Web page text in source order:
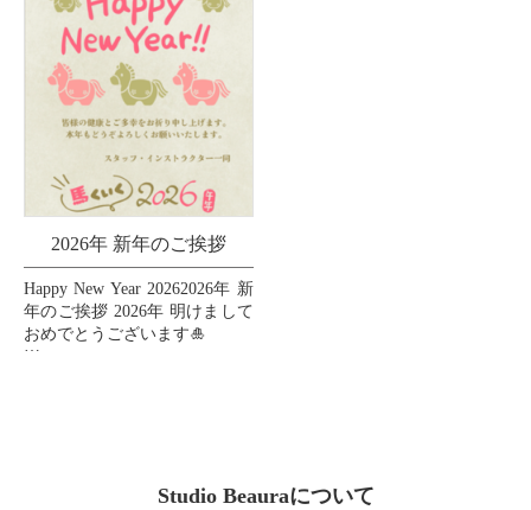
2026年 新年のご挨拶
Happy New Year 20262026年 新
年のご挨拶 2026年 明けまして
おめでとうございます🎍
Studio Beauraについて